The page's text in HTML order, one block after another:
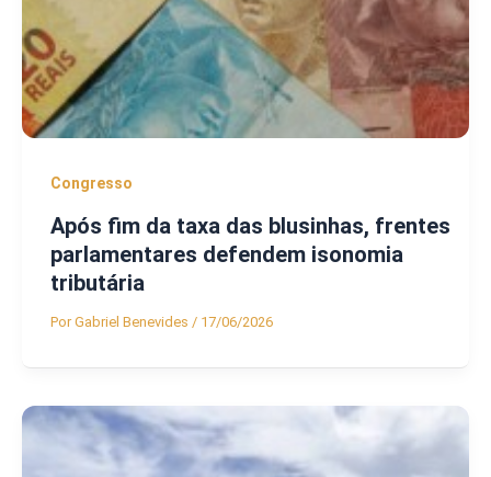
Congresso
Após fim da taxa das blusinhas, frentes
parlamentares defendem isonomia
tributária
PorGabriel Benevides / 17/06/2026